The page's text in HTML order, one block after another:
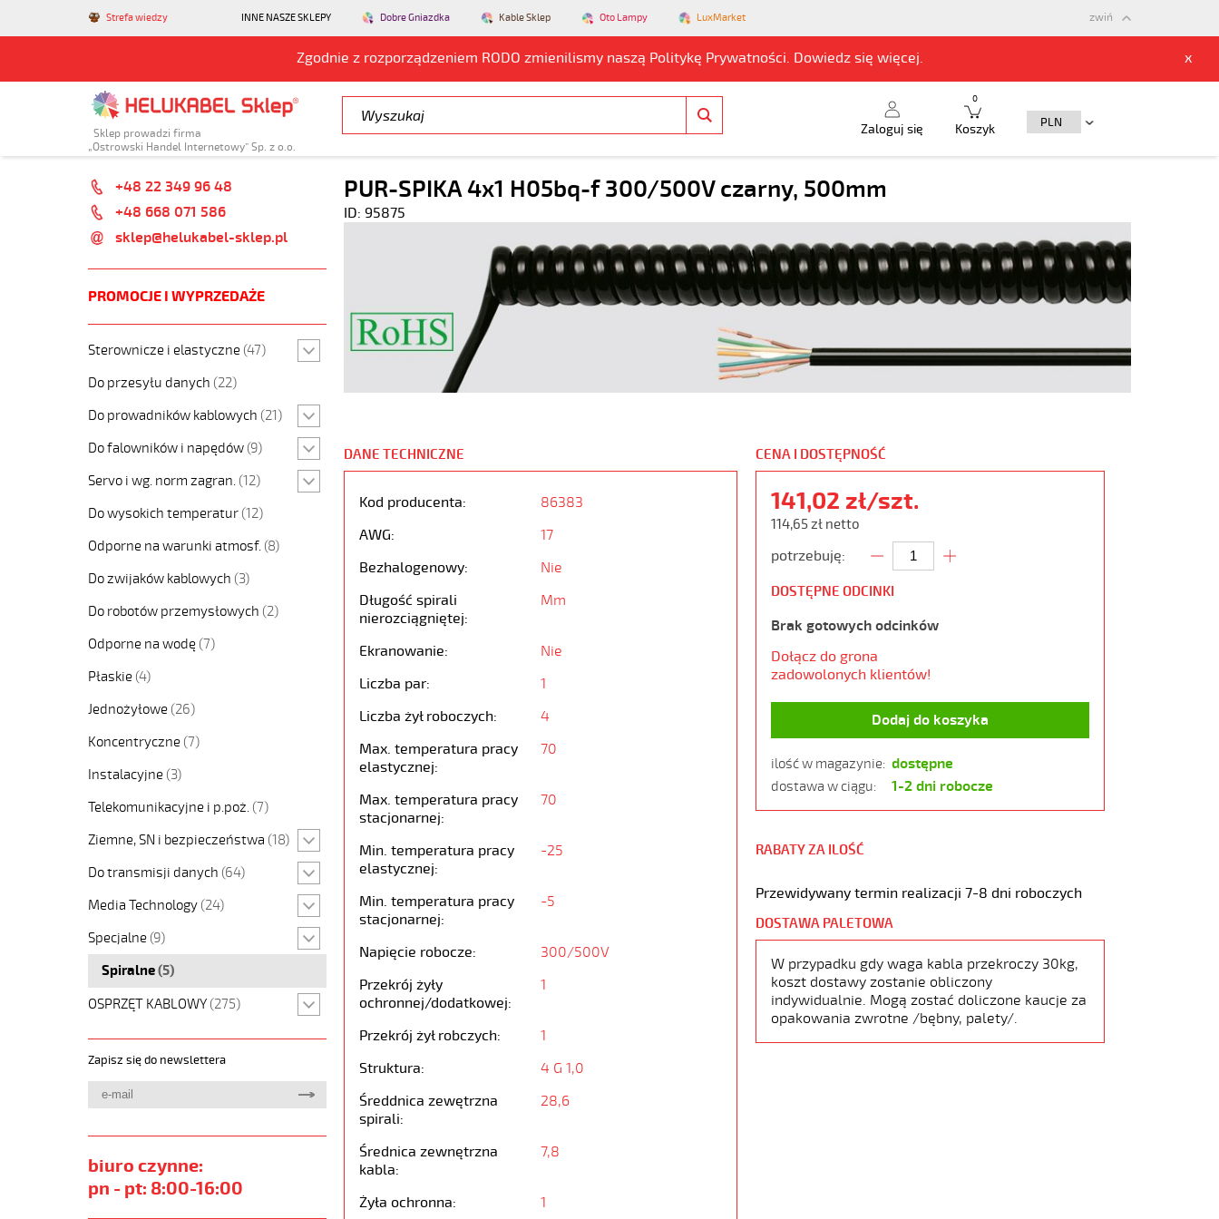
Strefa wiedzy INNE NASZE SKLEPY Dobre Gniazdka Kable Sklep Oto Lampy LuxMarket
Zgodnie z rozporządzeniem RODO zmienilismy naszą Politykę Prywatności. Dowiedz się więcej. x
zwiń
Sklep prowadzi firma
„Ostrowski Handel Internetowy” Sp. z o.o.
Zaloguj się Koszyk
0
+48 22 349 96 48
+48 668 071 586
sklep@helukabel-sklep.pl
PROMOCJE I WYPRZEDAŻE
Sterownicze i elastyczne (47)
Do przesyłu danych (22)
Do prowadników kablowych (21)
Do falowników i napędów (9)
Servo i wg. norm zagran. (12)
Do wysokich temperatur (12)
Odporne na warunki atmosf. (8)
Do zwijaków kablowych (3)
Do robotów przemysłowych (2)
Odporne na wodę (7)
Płaskie (4)
Jednożyłowe (26)
Koncentryczne (7)
Instalacyjne (3)
Telekomunikacyjne i p.poż. (7)
Ziemne, SN i bezpieczeństwa (18)
Do transmisji danych (64)
Media Technology (24)
Specjalne (9)
Spiralne(5)
OSPRZĘT KABLOWY (275)
Zapisz się do newslettera
biuro czynne:
pn - pt: 8:00-16:00
PUR-SPIKA 4x1 H05bq-f 300/500V czarny, 500mm
ID: 95875
DANE TECHNICZNE
Kod producenta:
86383
AWG:
17
Bezhalogenowy:
Nie
Długość spirali
nierozciągniętej:
Mm
Ekranowanie:
Nie
Liczba par:
1
Liczba żył roboczych:
4
Max. temperatura pracy
elastycznej:
70
Max. temperatura pracy
stacjonarnej:
70
Min. temperatura pracy
elastycznej:
-25
Min. temperatura pracy
stacjonarnej:
-5
Napięcie robocze:
300/500V
Przekrój żyły
ochronnej/dodatkowej:
1
Przekrój żył robczych:
1
Struktura:
4 G 1,0
Średdnica zewętrzna
spirali:
28,6
Średnica zewnętrzna
kabla:
7,8
Żyła ochronna: 1
CENA I DOSTĘPNOŚĆ
141,02 zł/szt.
114,65 zł netto
potrzebuję:
DOSTĘPNE ODCINKI
Brak gotowych odcinków
Dołącz do grona
zadowolonych klientów!
Dodaj do koszyka
ilość w magazynie: dostępne
dostawa w ciągu: 1-2 dni robocze
RABATY ZA ILOŚĆ
Przewidywany termin realizacji 7-8 dni roboczych
DOSTAWA PALETOWA
W przypadku gdy waga kabla przekroczy 30kg,
koszt dostawy zostanie obliczony
indywidualnie. Mogą zostać doliczone kaucje za
opakowania zwrotne /bębny, palety/.